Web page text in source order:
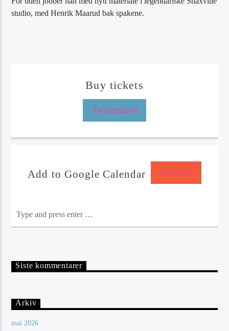
studio, med Henrik Maarud bak spakene.
Buy tickets
Ticketmaster
Add to Google Calendar Add Now
Siste kommentarer
Arkiv
mai 2026